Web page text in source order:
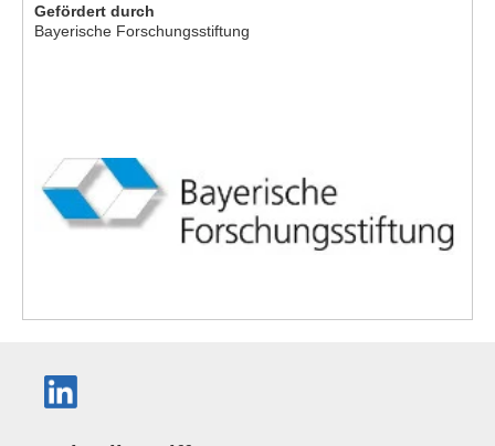
Gefördert durch
Bayerische Forschungsstiftung